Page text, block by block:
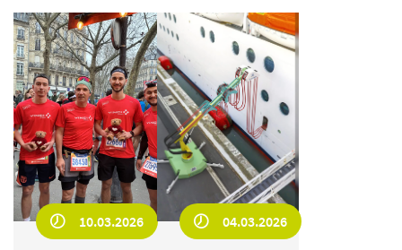
10.03.2026 04.03.2026